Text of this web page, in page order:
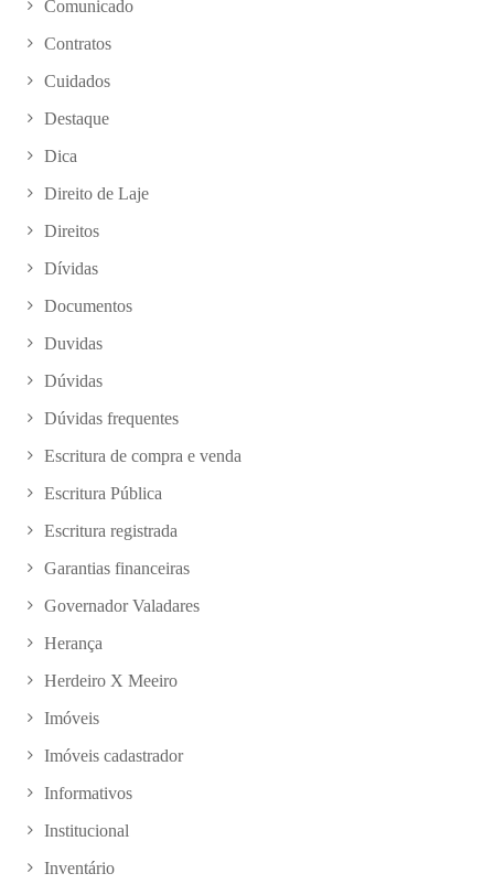
Comunicado
Contratos
Cuidados
Destaque
Dica
Direito de Laje
Direitos
Dívidas
Documentos
Duvidas
Dúvidas
Dúvidas frequentes
Escritura de compra e venda
Escritura Pública
Escritura registrada
Garantias financeiras
Governador Valadares
Herança
Herdeiro X Meeiro
Imóveis
Imóveis cadastrador
Informativos
Institucional
Inventário